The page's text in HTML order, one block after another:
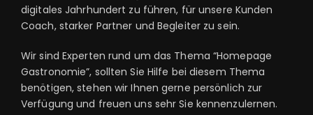
digitales Jahrhundert zu führen, für unsere Kunden
Coach, starker Partner und Begleiter zu sein.
Wir sind Experten rund um das Thema “Homepage
Gastronomie”, sollten Sie Hilfe bei diesem Thema
benötigen, stehen wir Ihnen gerne persönlich zur
Verfügung und freuen uns sehr Sie kennenzulernen.